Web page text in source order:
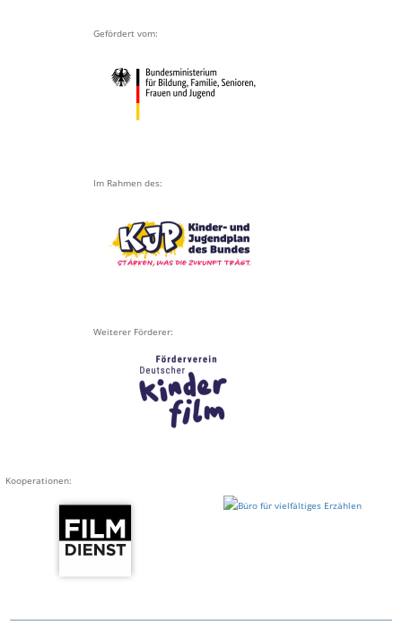
Gefördert vom:
Im Rahmen des:
Weiterer Förderer:
Kooperationen: